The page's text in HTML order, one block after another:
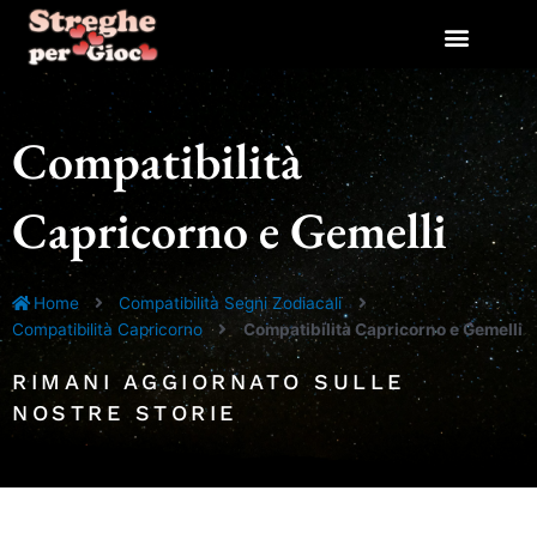
contenuto
Compatibilità
Capricorno e Gemelli
Home
Compatibilità Segni Zodiacali
Compatibilità Capricorno
Compatibilità Capricorno e Gemelli
RIMANI AGGIORNATO SULLE
NOSTRE STORIE